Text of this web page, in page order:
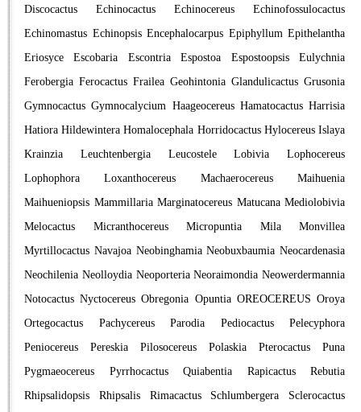
Discocactus
Echinocactus Echinocereus
Echinofossulocactus
Echinomastus Echinopsis Encephalocarpus Epiphyllum Epithelantha
Eriosyce
Escobaria Escontria Espostoa Espostoopsis
Eulychnia
Ferobergia Ferocactus Frailea Geohintonia Glandulicactus Grusonia
Gymnocactus Gymnocalycium Haageocereus Hamatocactus Harrisia
Hatiora Hildewintera Homalocephala Horridocactus Hylocereus Islaya
Krainzia
Leuchtenbergia Leucostele Lobivia
Lophocereus
Lophophora
Loxanthocereus Machaerocereus
Maihuenia
Maihueniopsis Mammillaria Marginatocereus Matucana Mediolobivia
Melocactus
Micranthocereus Micropuntia Mila
Monvillea
Myrtillocactus Navajoa Neobinghamia Neobuxbaumia Neocardenasia
Neochilenia Neolloydia Neoporteria Neoraimondia Neowerdermannia
Notocactus Nyctocereus Obregonia Opuntia OREOCEREUS Oroya
Ortegocactus
Pachycereus Parodia Pediocactus
Pelecyphora
Peniocereus
Pereskia Pilosocereus Polaskia Pterocactus
Puna
Pygmaeocereus
Pyrrhocactus Quiabentia Rapicactus
Rebutia
Rhipsalidopsis
Rhipsalis Rimacactus Schlumbergera Sclerocactus